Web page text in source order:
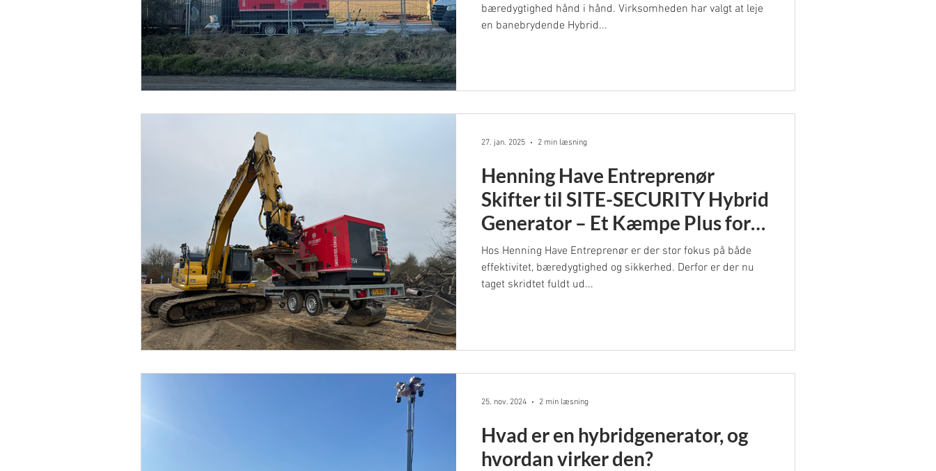
bæredygtighed hånd i hånd. Virksomheden har valgt at leje
en banebrydende Hybrid...
Henning Have Entreprenør
Skifter til SITE-SECURITY Hybrid
Generator – Et Kæmpe Plus for
Økonomi og Sikkerhed
Hos Henning Have Entreprenør er der stor fokus på både
effektivitet, bæredygtighed og sikkerhed. Derfor er der nu
taget skridtet fuldt ud...
27. jan. 2025 2 min læsning
Hvad er en hybridgenerator, og
hvordan virker den?
25. nov. 2024 2 min læsning